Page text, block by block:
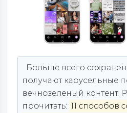
Больше всего
получают карусельные
вечнозеленый контент.
прочитать: 11 способов